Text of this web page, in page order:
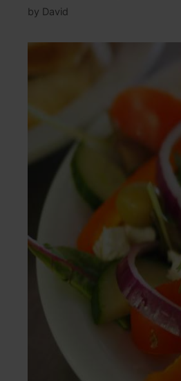
by David